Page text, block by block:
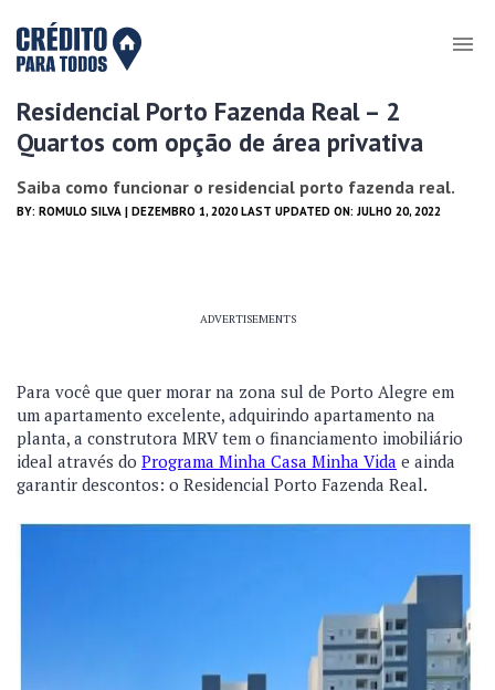
Residencial Porto Fazenda Real – 2
Quartos com opção de área privativa
Saiba como funcionar o residencial porto fazenda real.
BY: ROMULO SILVA | DEZEMBRO 1, 2020 LAST UPDATED ON: JULHO 20, 2022
ADVERTISEMENTS
Para você que quer morar na zona sul de Porto Alegre em
um apartamento excelente, adquirindo apartamento na
planta, a construtora MRV tem o financiamento imobiliário
ideal através do Programa Minha Casa Minha Vida e ainda
garantir descontos: o Residencial Porto Fazenda Real.